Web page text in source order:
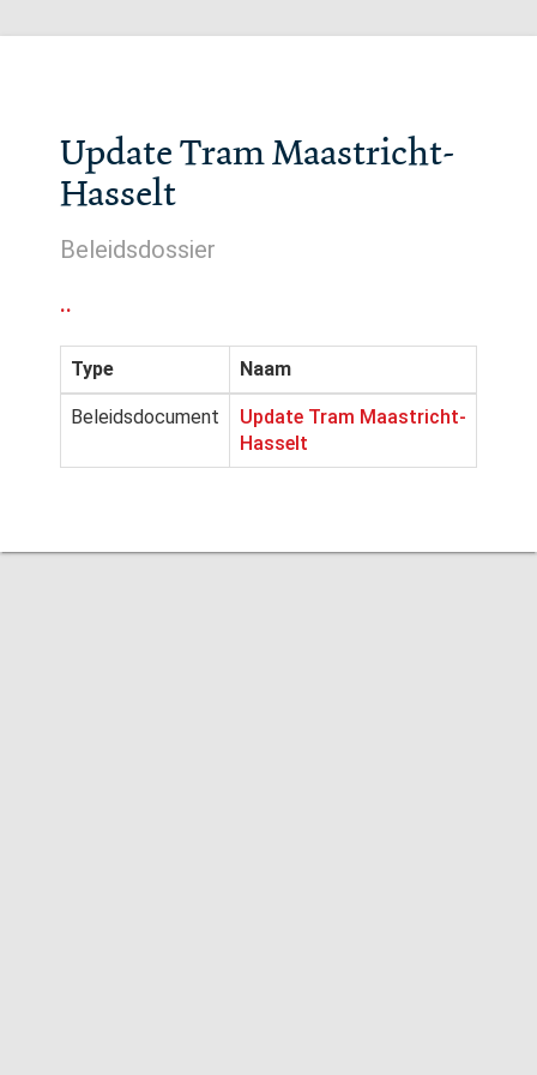
Update Tram Maastricht-
Hasselt
Beleidsdossier
..
Type Naam
Beleidsdocument
Update Tram Maastricht-
Hasselt